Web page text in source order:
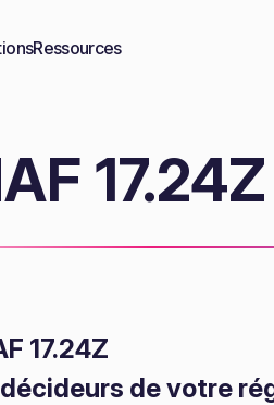
Ressources
17.24Z
de votre